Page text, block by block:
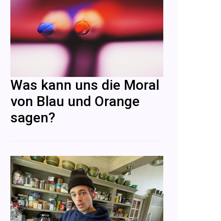
Was kann uns die Moral
von Blau und Orange
sagen?